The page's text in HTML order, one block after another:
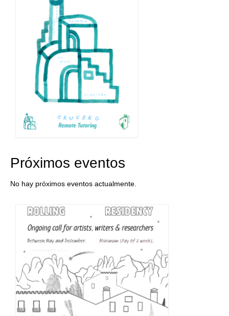
Próximos eventos
No hay próximos eventos actualmente.